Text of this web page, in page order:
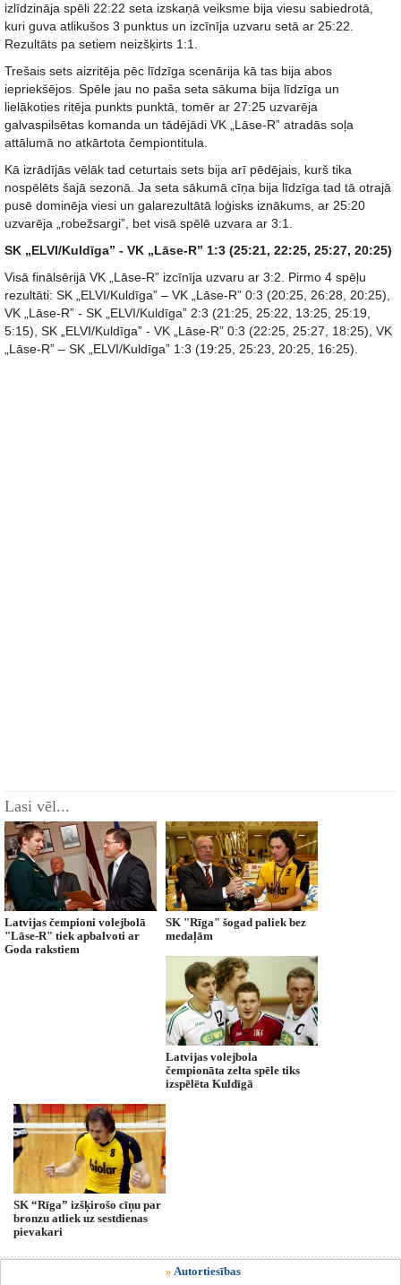
izlīdzināja spēli 22:22 seta izskaņā veiksme bija viesu sabiedrotā,
kuri guva atlikušos 3 punktus un izcīnīja uzvaru setā ar 25:22.
Rezultāts pa setiem neizšķirts 1:1.
Trešais sets aizritēja pēc līdzīga scenārija kā tas bija abos
iepriekšējos. Spēle jau no paša seta sākuma bija līdzīga un
lielākoties ritēja punkts punktā, tomēr ar 27:25 uzvarēja
galvaspilsētas komanda un tādējādi VK „Lāse-R” atradās soļa
attālumā no atkārtota čempiontitula.
Kā izrādījās vēlāk tad ceturtais sets bija arī pēdējais, kurš tika
nospēlēts šajā sezonā. Ja seta sākumā cīņa bija līdzīga tad tā otrajā
pusē dominēja viesi un galarezultātā loģisks iznākums, ar 25:20
uzvarēja „robežsargi”, bet visā spēlē uzvara ar 3:1.
SK „ELVI/Kuldīga” - VK „Lāse-R” 1:3 (25:21, 22:25, 25:27, 20:25)
Visā finālsērijā VK „Lāse-R” izcīnīja uzvaru ar 3:2. Pirmo 4 spēļu
rezultāti: SK „ELVI/Kuldīga” – VK „Lāse-R” 0:3 (20:25, 26:28, 20:25),
VK „Lāse-R” - SK „ELVI/Kuldīga” 2:3 (21:25, 25:22, 13:25, 25:19,
5:15), SK „ELVI/Kuldīga” - VK „Lāse-R” 0:3 (22:25, 25:27, 18:25), VK
„Lāse-R” – SK „ELVI/Kuldīga” 1:3 (19:25, 25:23, 20:25, 16:25).
Lasi vēl...
Latvijas čempioni volejbolā
"Lāse-R" tiek apbalvoti ar
Goda rakstiem
SK "Rīga" šogad paliek bez
medaļām
Latvijas volejbola
čempionāta zelta spēle tiks
izspēlēta Kuldīgā
SK “Rīga” izšķirošo cīņu par
bronzu atliek uz sestdienas
pievakari
» Autortiesības